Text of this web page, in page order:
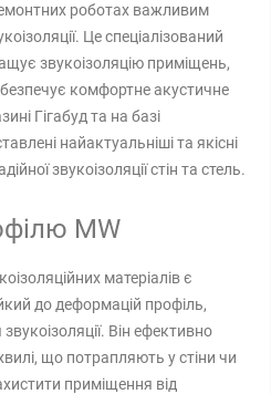
роботах важливим
Це спеціалізований
звукоізоляцію приміщень,
комфортне акустичне
Гігабуд та на базі
найактуальніші та якісні
звукоізоляції стін та стель.
MW
матеріалів є
до деформацій профіль,
Він ефективно
хвилі, що потрапляють у стіни чи
приміщення від